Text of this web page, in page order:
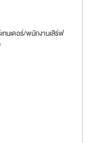
This quality restaurant in
without having to leave
one(s) you love, and
for a
or your wedding in
quality time away from
Thailand’s finest
picturesque Kata
on the other side.
ทนเดอร์/พนักงานเสิร์ฟ